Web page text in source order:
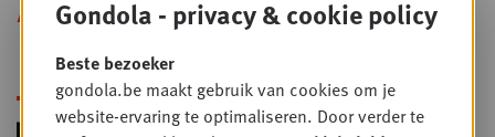
Alle opleidingen
Gondola - privacy & cookie policy
Beste bezoeker
gondola.be maakt gebruik van cookies om je
website-ervaring te optimaliseren. Door verder te